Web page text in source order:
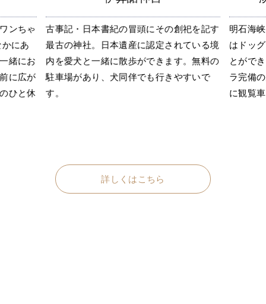
ンちゃ
にあ
緒にお
に広が
ひと休
古事記・日本書紀の冒頭にその創祀を記す
最古の神社。日本遺産に認定されている境
内を愛犬と一緒に散歩ができます。無料の
駐車場があり、犬同伴でも行きやすいで
す。
明石海
はドッ
とがで
ラ完備
に観覧
詳しくはこちら